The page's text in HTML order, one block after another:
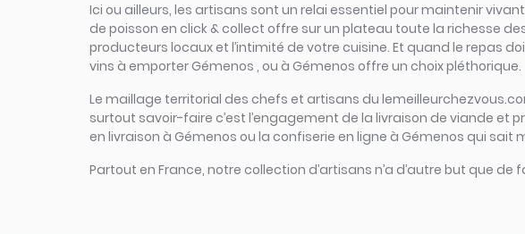
Ici ou ailleurs, les artisans sont un relai essentiel pour maintenir
de poisson en click & collect offre sur un plateau toute la richesse
producteurs locaux et l’intimité de votre cuisine. Et quand le repas
vins à emporter Gémenos , ou à Gémenos offre un choix pléthorique.
Le maillage territorial des chefs et artisans du
surtout savoir-faire c’est l’engagement de la livraison de viande et
en livraison à Gémenos ou la confiserie en ligne à Gémenos qui sait
Partout en France, notre collection d’artisans n’a d’autre but que